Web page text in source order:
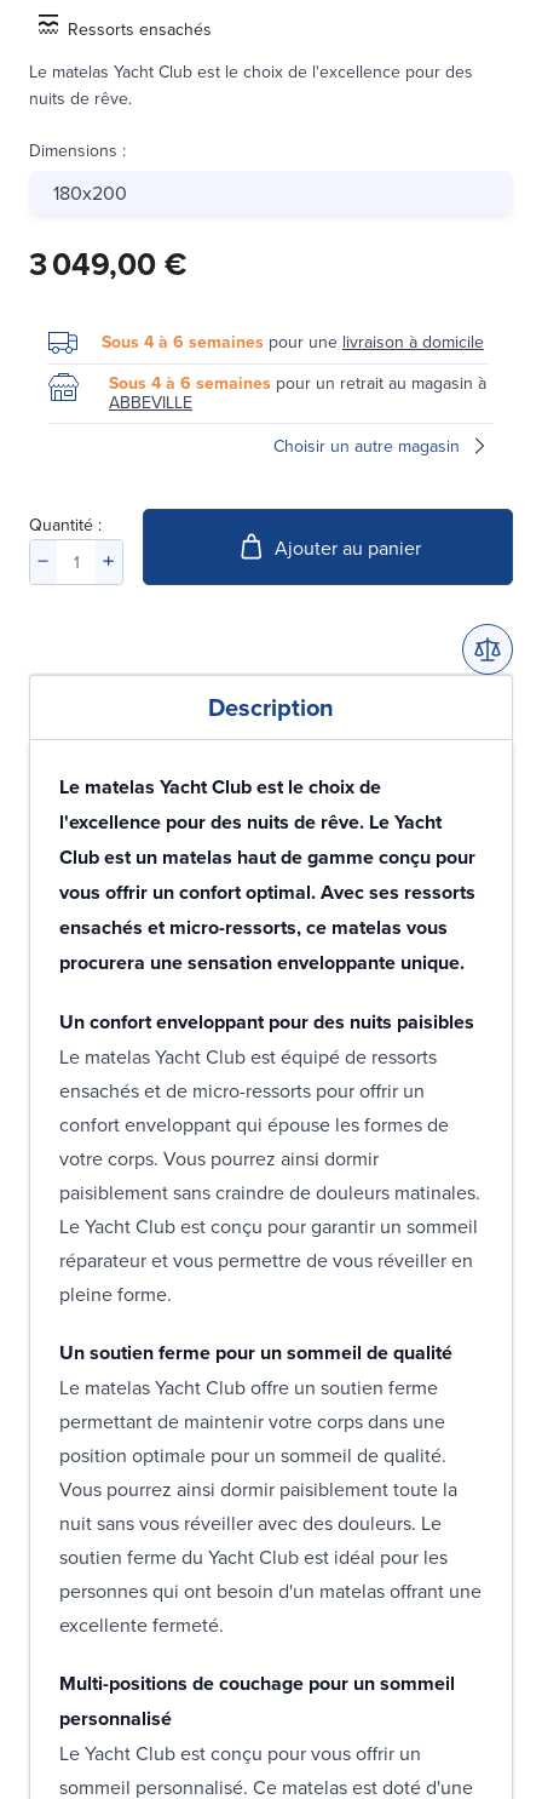
Ressorts ensachés
Le matelas Yacht Club est le choix de l'excellence pour des
nuits de rêve.
Dimensions :
180x200
3 049,00 €
Sous 4 à 6 semaines pour une livraison à domicile
Sous 4 à 6 semaines pour un retrait au magasin à
ABBEVILLE
Choisir un autre magasin
Quantité :
Ajouter au panier
Description
Le matelas Yacht Club est le choix de
l'excellence pour des nuits de rêve. Le Yacht
Club est un matelas haut de gamme conçu pour
vous offrir un confort optimal. Avec ses ressorts
ensachés et micro-ressorts, ce matelas vous
procurera une sensation enveloppante unique.
Un confort enveloppant pour des nuits paisibles
Le matelas Yacht Club est équipé de ressorts
ensachés et de micro-ressorts pour offrir un
confort enveloppant qui épouse les formes de
votre corps. Vous pourrez ainsi dormir
paisiblement sans craindre de douleurs matinales.
Le Yacht Club est conçu pour garantir un sommeil
réparateur et vous permettre de vous réveiller en
pleine forme.
Un soutien ferme pour un sommeil de qualité
Le matelas Yacht Club offre un soutien ferme
permettant de maintenir votre corps dans une
position optimale pour un sommeil de qualité.
Vous pourrez ainsi dormir paisiblement toute la
nuit sans vous réveiller avec des douleurs. Le
soutien ferme du Yacht Club est idéal pour les
personnes qui ont besoin d'un matelas offrant une
excellente fermeté.
Multi-positions de couchage pour un sommeil
personnalisé
Le Yacht Club est conçu pour vous offrir un
sommeil personnalisé. Ce matelas est doté d'une